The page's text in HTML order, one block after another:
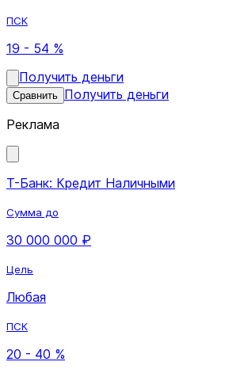
ПСК
19 - 54 %
Получить деньги
Сравнить Получить деньги
Реклама
Т-Банк: Кредит Наличными
Сумма до
30 000 000 ₽
Цель
Любая
ПСК
20 - 40 %